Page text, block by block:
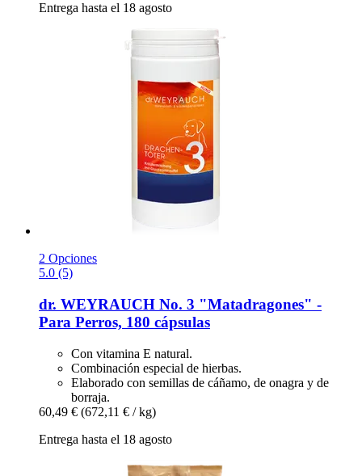
Entrega hasta el 18 agosto
2 Opciones
5.0 (5)
dr. WEYRAUCH No. 3 "Matadragones" -​
Para Perros, 180 cápsulas
Con vitamina E natural.
Combinación especial de hierbas.
Elaborado con semillas de cáñamo, de onagra y de
borraja.
60,49 € (672,11 € / kg)
Entrega hasta el 18 agosto